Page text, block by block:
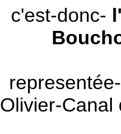
c'est-donc-
Olivier-